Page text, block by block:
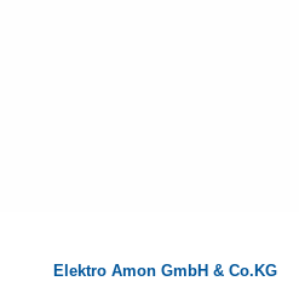
Elektro Amon GmbH & Co.KG